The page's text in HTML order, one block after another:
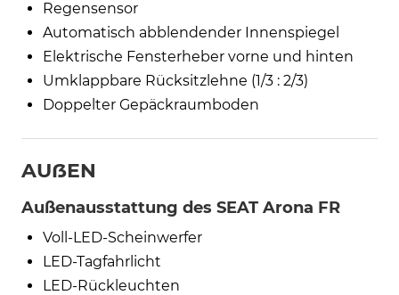
Regensensor
Automatisch abblendender Innenspiegel
Elektrische Fensterheber vorne und hinten
Umklappbare Rücksitzlehne (1/3 : 2/3)
Doppelter Gepäckraumboden
AUẞEN
Außenausstattung des SEAT Arona FR
Voll-LED-Scheinwerfer
LED-Tagfahrlicht
LED-Rückleuchten